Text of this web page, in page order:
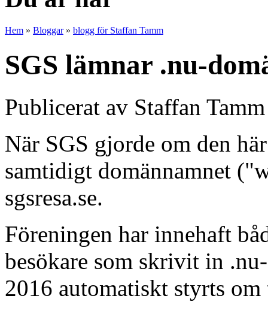
Hem » Bloggar» blogg för Staffan Tamm
SGS lämnar .nu-
Publicerat av Staffan Tamm
När SGS gjorde om den
samtidigt domännamnet
sgsresa.se.
Föreningen har innehaft
besökare som skrivit in
2016 automatiskt styrts